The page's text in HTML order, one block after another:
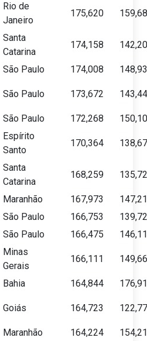
Rio de
Janeiro
175,620
Santa
Catarina
174,158
São Paulo 174,008
São Paulo 173,672
São Paulo 172,268
Espírito
Santo
170,364
Santa
Catarina
168,259
Maranhão 167,973
São Paulo 166,753
São Paulo 166,475
Minas
Gerais
166,111
Bahia 164,844
Goiás 164,723
Maranhão 164,224